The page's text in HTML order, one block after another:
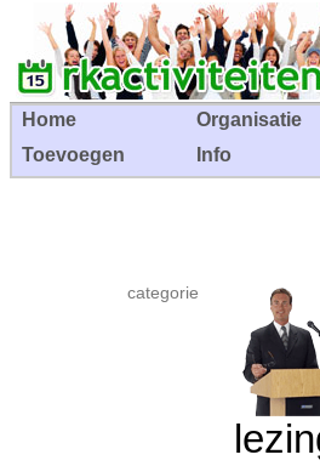
Home Organisatie
Toevoegen
Info
categorie